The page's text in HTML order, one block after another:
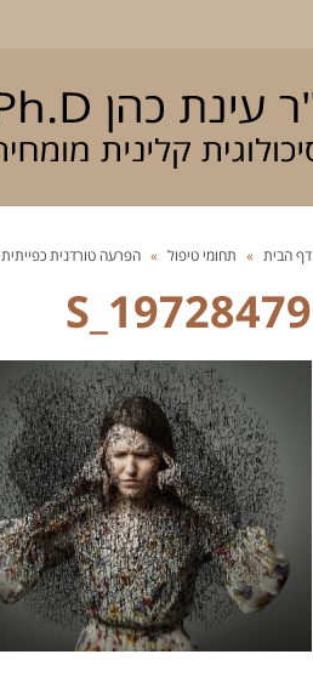
דף הבית » תחומי טיפול » הפרעה טורדנית כפייתית
19728479_S